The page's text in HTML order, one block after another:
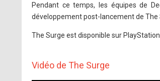
Pendant ce temps, les équipes de
développement post-lancement de The
The Surge est disponible sur
Vidéo de The Surge